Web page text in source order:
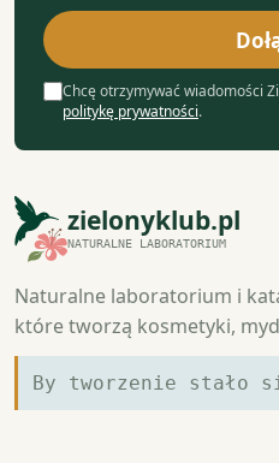
mail
Chcę otrzymywać wiadomości
politykę prywatności.
zielonyklub.pl
NATURALNE LABORATORIUM
Naturalne laboratorium i
które tworzą kosmetyki,
By tworzenie stało